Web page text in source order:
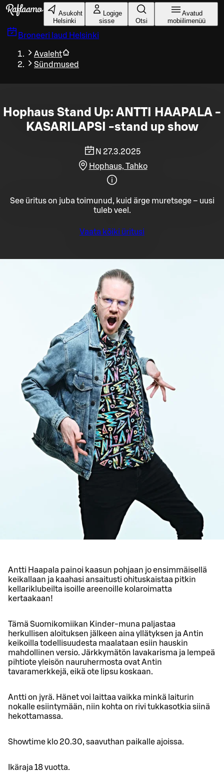
Liigu peamise sisu juurde
Asukoht
Helsinki
Logige
sisse
Otsi
Avatud
mobiilimenüü
Broneeri laud Helsinki
Avaleht
Sündmused
Hophaus Stand Up: ANTTI HAAPALA -
KASARILAPSI -stand up show
N 27.3.2025
Hophaus, Tahko
See üritus on juba toimunud, kuid ärge muretsege – uusi
tuleb veel.
Vaata kõiki üritusi
Antti Haapala painoi kaasun pohjaan jo ensimmäisellä
keikallaan ja kaahasi ansaitusti ohituskaistaa pitkin
kellariklubeilta isoille areenoille kolaroimatta
kertaakaan!
Tämä Suomikomiikan Kinder-muna paljastaa
herkullisen aloituksen jälkeen aina yllätyksen ja Antin
keikoilla todellisuudesta maalataan esiin hauskin
mahdollinen versio. Järkkymätön lavakarisma ja lempeä
pihtiote yleisön nauruhermosta ovat Antin
tavaramerkkejä, eikä ote lipsu koskaan.
Antti on jyrä. Hänet voi laittaa vaikka minkä laiturin
nokalle esiintymään, niin kohta on rivi tukkasotkia siinä
hekottamassa.
Showtime klo 20.30, saavuthan paikalle ajoissa.
Ikäraja 18 vuotta.